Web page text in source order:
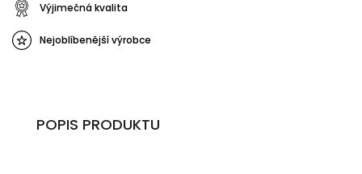
Výjimečná kvalita
Nejoblíbenější výrobce
POPIS PRODUKTU